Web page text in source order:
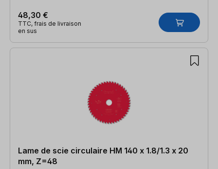
48,30 €
TTC, frais de livraison
en sus
Lame de scie circulaire HM 140 x 1.8/1.3 x 20
mm, Z=48